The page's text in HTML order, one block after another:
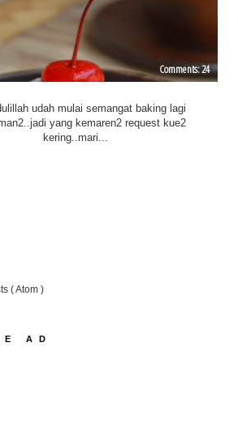
udah mulai semangat baking lagi
yang kemaren2 request kue2
kering..mari...
24
( Atom )
AD